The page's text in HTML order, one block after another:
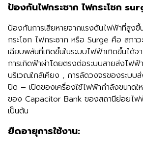
ป้องกันไฟกระชาก ไฟกระโชก
ป้องกันการเสียหายจากแรงดันไฟฟ้าที่สูงขึ้
กระโชก ไฟกระชาก หรือ Surge คือ สภาว
เฉียบพลันที่เกิดขึ้นในระบบไฟฟ้าเกิดขึ้นได้จ
การเกิดฟ้าผ่าโดยตรงต่อระบบสายส่งไฟฟ้
บริเวณใกล้เคียง , การลัดวงจรของระบบ
ปิด – เปิดของเครื่องใช้ไฟฟ้ากำลังขนา
ของ Capacitor Bank ของสถานีย่อยไฟฟ้
เป็นต้น
ยืดอายุการใช้งาน: